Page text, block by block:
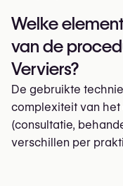
Welke
van de
Verviers?
De gebruikte
complexiteit van
(consultatie,
verschillen per